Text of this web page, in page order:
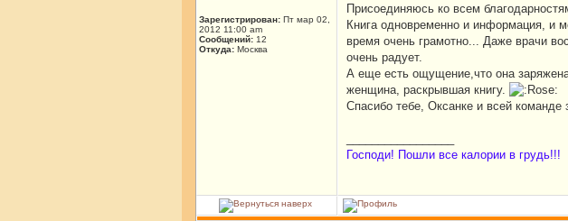
Зарегистрирован: Пт мар 02,
2012 11:00 am
Сообщений: 12
Откуда: Москва
Присоединяюсь ко всем
Книга одновременно и информация, и
время очень грамотно... Даже врачи
очень радует.
А еще есть ощущение,что она
женщина, раскрывшая книгу.
Спасибо тебе, Оксанке и всей команде
Господи! Пошли все калории в грудь!!!